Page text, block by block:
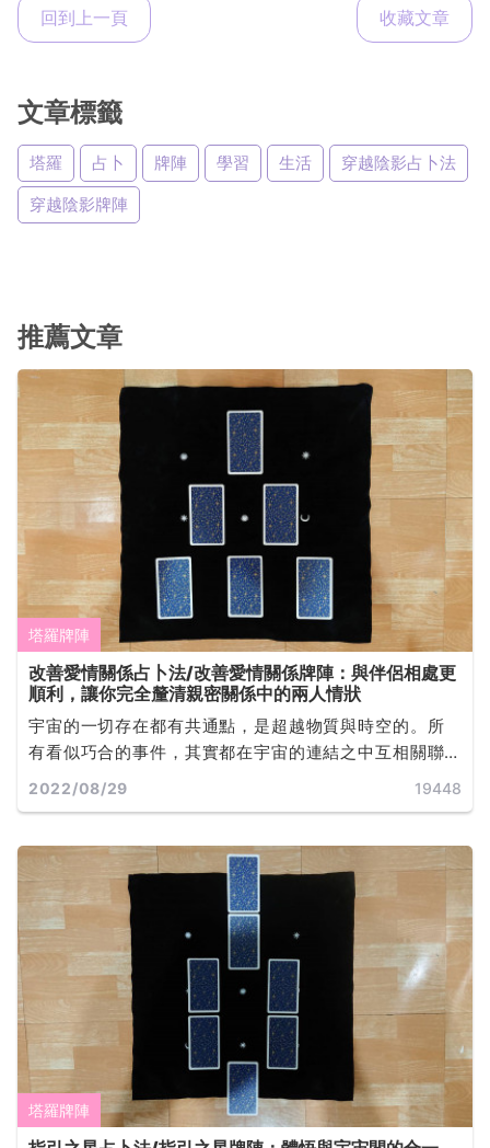
回到上一頁 收藏文章
文章標籤
塔羅 占卜 牌陣 學習 生活
穿越陰影占卜法
穿越陰影牌陣
推薦文章
塔羅牌陣
改善愛情關係占卜法/改善愛情關係牌陣：與伴侶相處更
順利，讓你完全釐清親密關係中的兩人情狀
宇宙的一切存在都有共通點，是超越物質與時空的。所
有看似巧合的事件，其實都在宇宙的連結之中互相關聯
著。藉由這樣的原理，隨機抽出來的牌，一定和所問的
2022/08/29 19448
塔羅牌陣